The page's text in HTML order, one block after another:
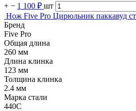
+ − 1 100 ₽ шт
Нож Five Pro Цирюльник паккавуд
Бренд
Five Pro
Общая длина
260 мм
Длина клинка
123 мм
Толщина клинка
2.4 мм
Марка стали
440C